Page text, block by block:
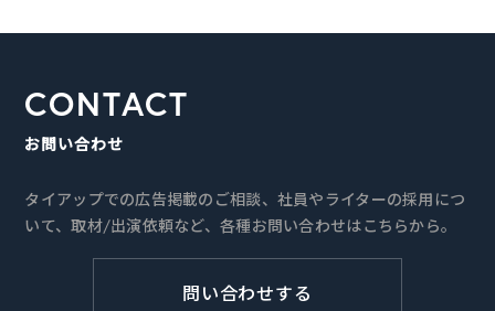
CONTACT
お問い合わせ
タイアップでの広告掲載のご相談、社員やライターの採用につ
いて、取材/出演依頼など、各種お問い合わせはこちらから。
問い合わせする